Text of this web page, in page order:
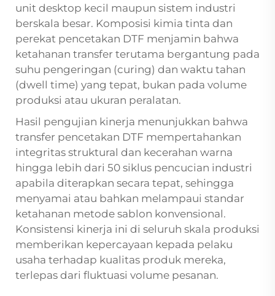
unit desktop kecil maupun sistem industri
berskala besar. Komposisi kimia tinta dan
perekat pencetakan DTF menjamin bahwa
ketahanan transfer terutama bergantung pada
suhu pengeringan (curing) dan waktu tahan
(dwell time) yang tepat, bukan pada volume
produksi atau ukuran peralatan.
Hasil pengujian kinerja menunjukkan bahwa
transfer pencetakan DTF mempertahankan
integritas struktural dan kecerahan warna
hingga lebih dari 50 siklus pencucian industri
apabila diterapkan secara tepat, sehingga
menyamai atau bahkan melampaui standar
ketahanan metode sablon konvensional.
Konsistensi kinerja ini di seluruh skala produksi
memberikan kepercayaan kepada pelaku
usaha terhadap kualitas produk mereka,
terlepas dari fluktuasi volume pesanan.